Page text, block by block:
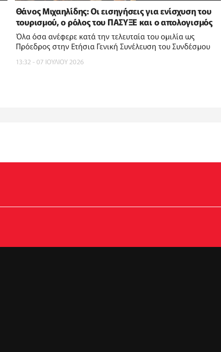
Θάνος Μιχαηλίδης: Οι εισηγήσεις για ενίσχυση του
τουρισμού, ο ρόλος του ΠΑΣΥΞΕ και ο απολογισμός
Όλα όσα ανέφερε κατά την τελευταία του ομιλία ως
Πρόεδρος στην Ετήσια Γενική Συνέλευση του Συνδέσμου
13:32 - 07 ΙΟΥΛΙΟΥ 2026